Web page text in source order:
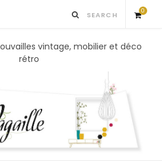
0
S
p
vintage, mobilier et déco
rétro